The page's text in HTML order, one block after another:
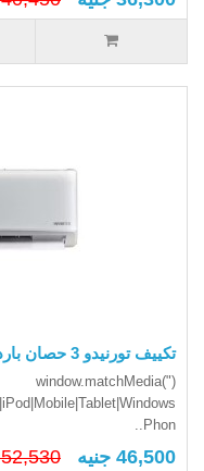
تكييف تورنيدو 3 حصان بارد ساخن انفرتر ديچيتال TY-VX24BEE
(window.matchMedia("
Phon..
46,500 جنيه 52,530 جنيه